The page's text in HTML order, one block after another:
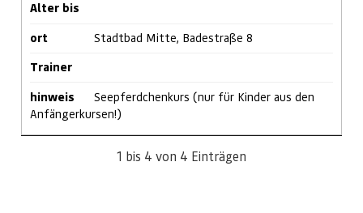
Alter bis
ort Stadtbad Mitte, Badestraße 8
Trainer
hinweis
Seepferdchenkurs (nur für Kinder aus den
Anfängerkursen!)
1 bis 4 von 4 Einträgen